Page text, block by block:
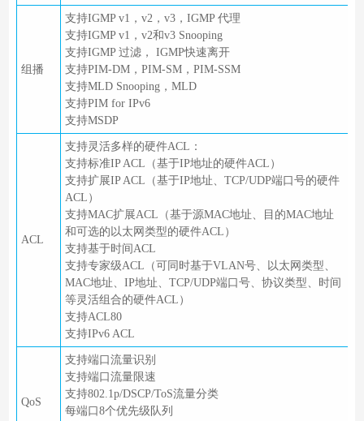
组播
支持IGMP v1，v2，v3，IGMP 代理
支持IGMP v1，v2和v3 Snooping
支持IGMP 过滤， IGMP快速离开
支持PIM-DM，PIM-SM，PIM-SSM
支持MLD Snooping，MLD
支持PIM for IPv6
支持MSDP
ACL
支持灵活多样的硬件ACL：
支持标准IP ACL（基于IP地址的硬件ACL）
支持扩展IP ACL（基于IP地址、TCP/UDP端口号的硬件
ACL）
支持MAC扩展ACL（基于源MAC地址、目的MAC地址
和可选的以太网类型的硬件ACL）
支持基于时间ACL
支持专家级ACL（可同时基于VLAN号、以太网类型、
MAC地址、IP地址、TCP/UDP端口号、协议类型、时间
等灵活组合的硬件ACL）
支持ACL80
支持IPv6 ACL
QoS
支持端口流量识别
支持端口流量限速
支持802.1p/DSCP/ToS流量分类
每端口8个优先级队列